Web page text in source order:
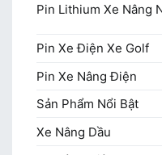
Pin Lithium Xe Nâng
Pin Xe Điện Xe Golf
Pin Xe Nâng Điện
Sản Phẩm Nổi Bật
Xe Nâng Dầu